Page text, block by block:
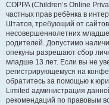
COPPA (Children’s Online
частных прав ребёнка в
Штатов, требующий от
несовершеннолетних младше
родителей. Допустимо
опекуны разрешают сбор
младше 13 лет. Если вы не
регистрирующемуся на
обратитесь за помощью к
Limited администрация
рекомендаций по правовым